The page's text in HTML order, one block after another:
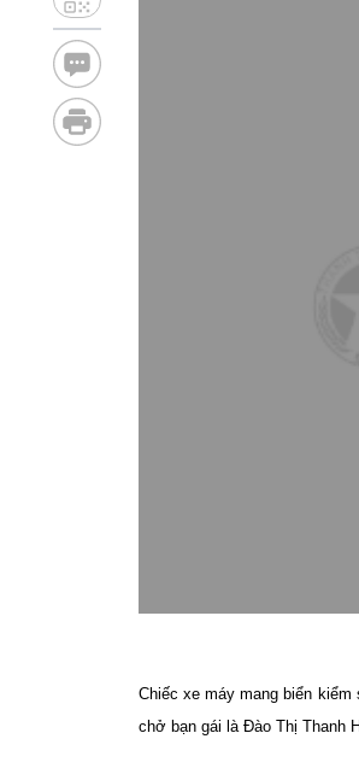
Chiếc xe máy mang biển kiểm
chở bạn gái là Đào Thị Thanh